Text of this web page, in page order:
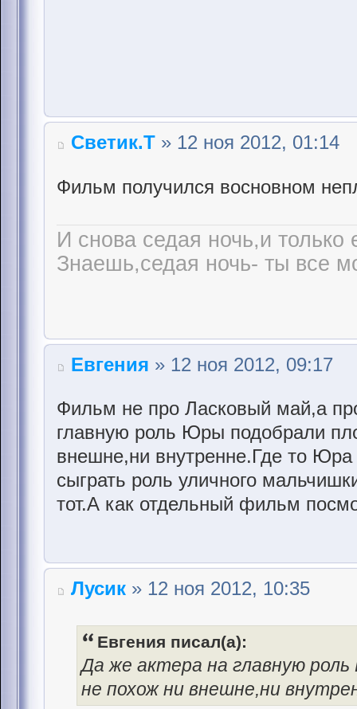
Светик.Т » 12 ноя 2012, 01:14
Фильм получился восновном
И снова седая ночь,и
Знаешь,седая ночь- ты все
Евгения » 12 ноя 2012, 09:17
Фильм не про Ласковый май,а
главную роль Юры подобрали
внешне,ни внутренне.Где то
сыграть роль уличного
тот.А как отдельный фильм
Лусик » 12 ноя 2012, 10:35
Евгения писал(а):
Да же актера на главную
не похож ни внешне,ни